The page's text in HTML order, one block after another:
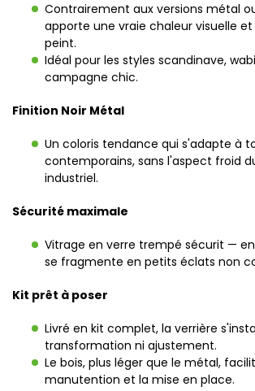
Contrairement aux versions métal
apporte une vraie chaleur visuelle
peint.
Idéal pour les styles scandinave,
campagne chic.
Finition Noir Métal
Un coloris tendance qui s'adapte à
contemporains, sans l'aspect froid
industriel.
Sécurité maximale
Vitrage en verre trempé sécurit —
se fragmente en petits éclats non
Kit prêt à poser
Livré en kit complet, la verrière
transformation ni ajustement.
Le bois, plus léger que le métal,
manutention et la mise en place.